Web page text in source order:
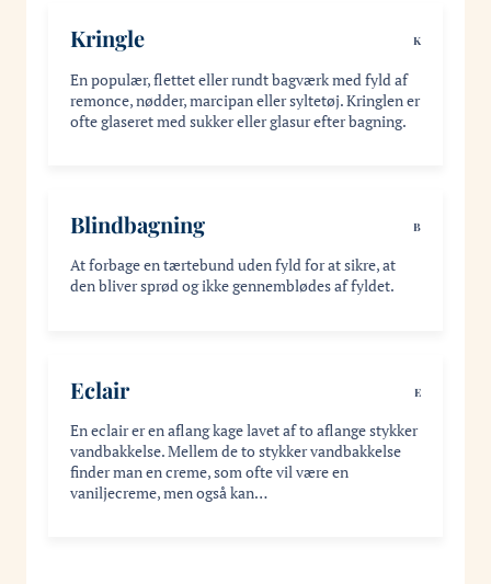
Kringle K
En populær, flettet eller rundt bagværk med fyld af
remonce, nødder, marcipan eller syltetøj. Kringlen er
ofte glaseret med sukker eller glasur efter bagning.
Blindbagning B
At forbage en tærtebund uden fyld for at sikre, at
den bliver sprød og ikke gennemblødes af fyldet.
Eclair E
En eclair er en aflang kage lavet af to aflange stykker
vandbakkelse. Mellem de to stykker vandbakkelse
finder man en creme, som ofte vil være en
vaniljecreme, men også kan…